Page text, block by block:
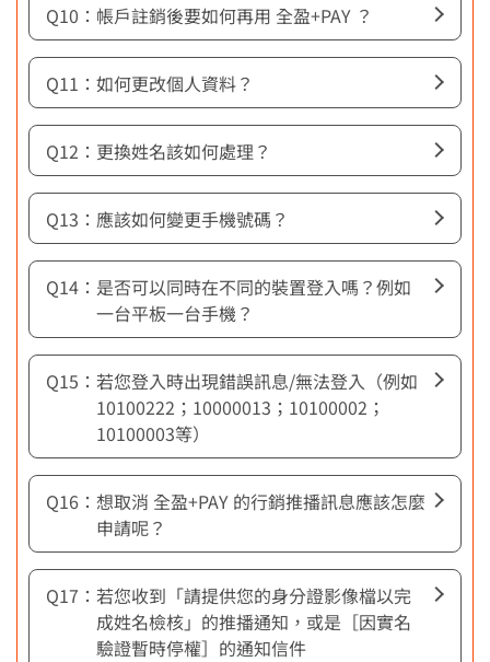
帳戶註銷後要如何再用 全盈+PAY ？
如何更改個人資料？
更換姓名該如何處理？
應該如何變更手機號碼？
是否可以同時在不同的裝置登入嗎？例如
一台平板一台手機？
若您登入時出現錯誤訊息/無法登入（例如
10100222；10000013；10100002；
10100003等）
想取消 全盈+PAY 的行銷推播訊息應該怎麼
申請呢？
若您收到「請提供您的身分證影像檔以完
成姓名檢核」的推播通知，或是［因實名
驗證暫時停權］的通知信件